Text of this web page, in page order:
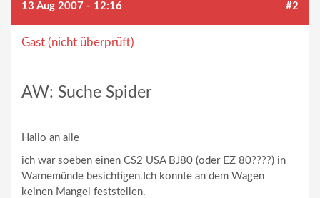
13 Aug 2007 - 12:16 #2
Gast (nicht überprüft)
AW: Suche Spider
Hallo an alle
ich war soeben einen CS2 USA BJ80 (oder EZ 80????) in
Warnemünde besichtigen.Ich konnte an dem Wagen
keinen Mangel feststellen.